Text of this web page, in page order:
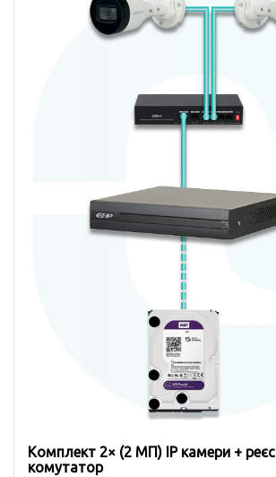
Комплект 2× (2 MП) IP камери +
комутатор